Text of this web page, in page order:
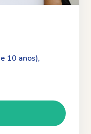
10 anos),